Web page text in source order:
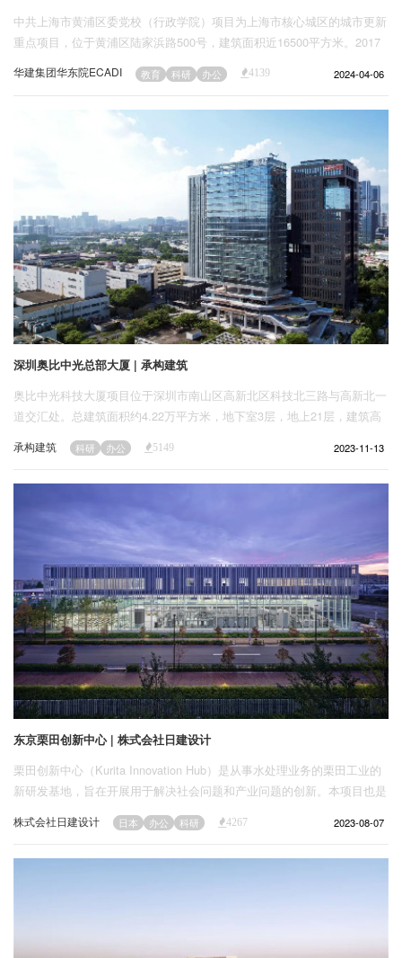
中共上海市黄浦区委党校（行政学院）项目为上海市核心城区的城市更新
重点项目，位于黄浦区陆家浜路500号，建筑面积近16500平方米。2017
全面开工。设计保留西侧办公楼，将其整体改造为校（院）宿舍及餐厅，
新建高层教学综合楼。
华建集团华东院ECADI 教育 科研 办公 4139 2024-04-06
深圳奥比中光总部大厦 | 承构建筑
奥比中光科技大厦项目位于深圳市南山区高新北区科技北三路与高新北一
道交汇处。总建筑面积约4.22万平方米，地下室3层，地上21层，建筑高
度99.85米，是奥比中光第一栋自建研发办公楼。
承构建筑 科研 办公 5149 2023-11-13
东京栗田创新中心 | 株式会社日建设计
栗田创新中心（Kurita Innovation Hub）是从事水处理业务的栗田工业的
新研发基地，旨在开展用于解决社会问题和产业问题的创新。本项目也是
日本为改善全球水环境而首次挑战零水耗建筑（Zero Water Building，以
下简称为ZWB）。
株式会社日建设计 日本 办公 科研 4267 2023-08-07